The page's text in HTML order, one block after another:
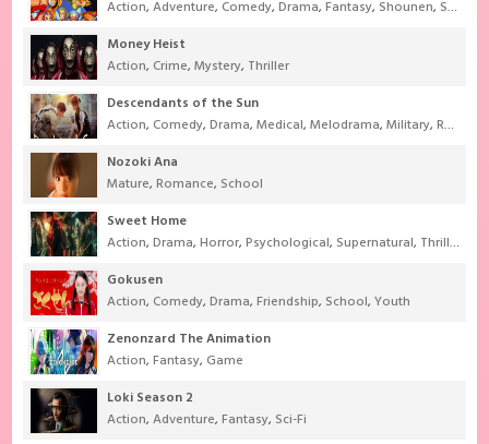
Action,Adventure, Comedy,Drama,Fantasy, Shounen, Super Power
Money Heist
Action, Crime,Mystery, Thriller
Descendants of the Sun
Action, Comedy,Drama,Medical,Melodrama,Military,Romance
Nozoki Ana
Mature,Romance, School
Sweet Home
Action,Drama,Horror,Psychological, Supernatural, Thriller
Gokusen
Action, Comedy,Drama,Friendship, School,Youth
Zenonzard The Animation
Action,Fantasy, Game
Loki Season 2
Action,Adventure,Fantasy, Sci-Fi